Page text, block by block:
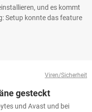
und es kommt
Setup konnte das feature
Viren/Sicherheit
gesteckt
und Avast und bei